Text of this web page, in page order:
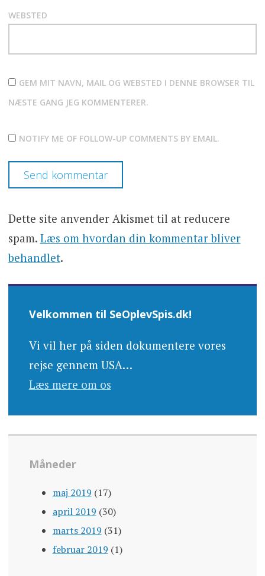
WEBSTED
GEM MIT NAVN, MAIL OG WEBSTED I DENNE BROWSER TIL
NÆSTE GANG JEG KOMMENTERER.
NOTIFY ME OF FOLLOW-UP COMMENTS BY EMAIL.
Dette site anvender Akismet til at reducere
spam. Læs om hvordan din kommentar bliver
behandlet.
Velkommen til SeOplevSpis.dk!
Vi vil her på siden dokumentere vores
rejse gennem USA…
Læs mere om os
Måneder
maj 2019 (17)
april 2019 (30)
marts 2019 (31)
februar 2019 (1)